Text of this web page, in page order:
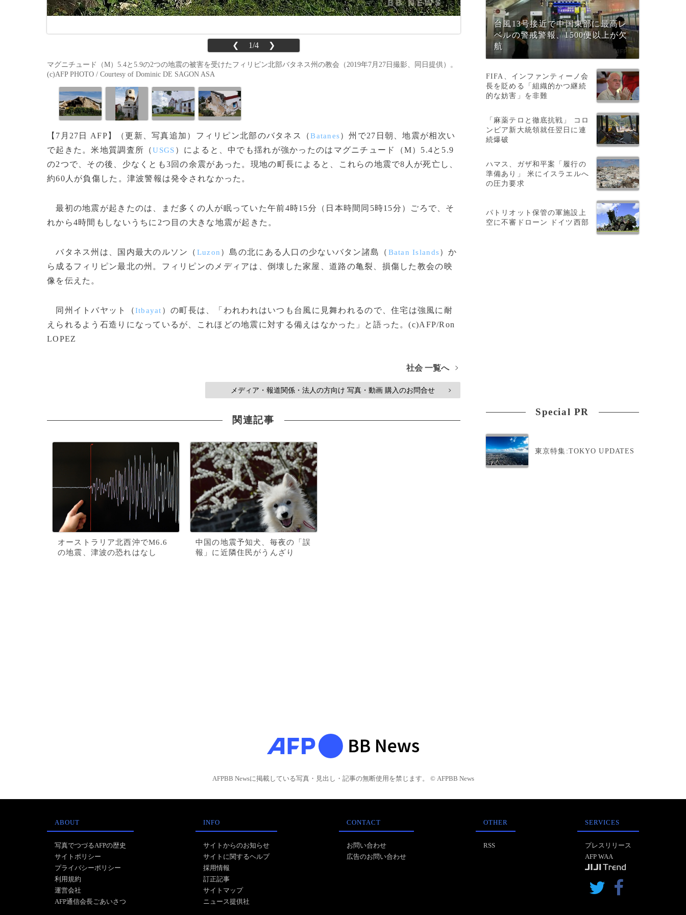
❮ 1/4 ❯
マグニチュード（M）5.4と5.9の2つの地震の被害を受けたフィリピン北部バタネス州の教会（2019年7月27日撮影、同日提供）。
(c)AFP PHOTO / Courtesy of Dominic DE SAGON ASA
【7月27日 AFP】（更新、写真追加）フィリピン北部のバタネス（Batanes）州で27日朝、地震が相次い
で起きた。米地質調査所（USGS ）によると、中でも揺れが強かったのはマグニチュード（M）5.4と5.9
の2つで、その後、少なくとも3回の余震があった。現地の町長によると、これらの地震で8人が死亡し、
約60人が負傷した。津波警報は発令されなかった。
最初の地震が起きたのは、まだ多くの人が眠っていた午前4時15分（日本時間同5時15分）ごろで、そ
れから4時間もしないうちに2つ目の大きな地震が起きた。
バタネス州は、国内最大のルソン（ Luzon ）島の北にある人口の少ないバタン諸島（ Batan Islands）か
ら成るフィリピン最北の州。フィリピンのメディアは、倒壊した家屋、道路の亀裂、損傷した教会の映
像を伝えた。
同州イトバヤット（Itbayat ）の町長は、「われわれはいつも台風に見舞われるので、住宅は強風に耐
えられるよう石造りになっているが、これほどの地震に対する備えはなかった」と語った。(c)AFP/Ron
LOPEZ
社会 一覧へ >
メディア・報道関係・法人の方向け 写真・動画 購入のお問合せ >
関連記事
オーストラリア北西沖でM6.6
の地震、津波の恐れはなし
中国の地震予知犬、毎夜の「誤
報」に近隣住民がうんざり
台風13号接近で中国東部に最高レ
ベルの警戒警報、1500便以上が欠
航
FIFA、インファンティーノ会
長を貶める「組織的かつ継続
的な妨害」を非難
「麻薬テロと徹底抗戦」 コロ
ンビア新大統領就任翌日に連
続爆破
ハマス、ガザ和平案「履行の
準備あり」 米にイスラエルへ
の圧力要求
パトリオット保管の軍施設上
空に不審ドローン ドイツ西部
Special PR
東京特集:TOKYO UPDATES
AFPBB Newsに掲載している写真・見出し・記事の無断使用を禁じます。 © AFPBB News
ABOUT
写真でつづるAFPの歴史
サイトポリシー
プライバシーポリシー
利用規約
運営会社
AFP通信会長ごあいさつ
INFO
サイトからのお知らせ
サイトに関するヘルプ
採用情報
訂正記事
サイトマップ
ニュース提供社
CONTACT
お問い合わせ
広告のお問い合わせ
OTHER
RSS
SERVICES
プレスリリース
AFP WAA